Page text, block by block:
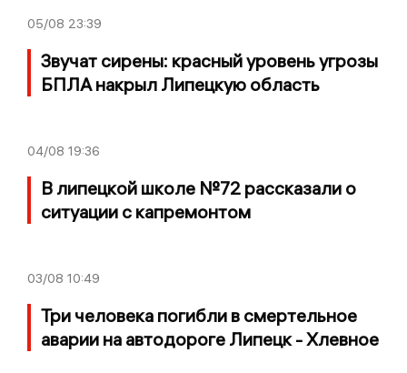
05/08 23:39
Звучат сирены: красный уровень угрозы
БПЛА накрыл Липецкую область
04/08 19:36
В липецкой школе №72 рассказали о
ситуации с капремонтом
03/08 10:49
Три человека погибли в смертельное
аварии на автодороге Липецк - Хлевное